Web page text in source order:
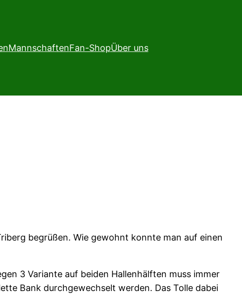
MannschaftenFan-ShopÜber uns
begrüßen. Wie gewohnt konnte man auf einen
3 Variante auf beiden Hallenhälften muss immer
Bank durchgewechselt werden. Das Tolle dabei